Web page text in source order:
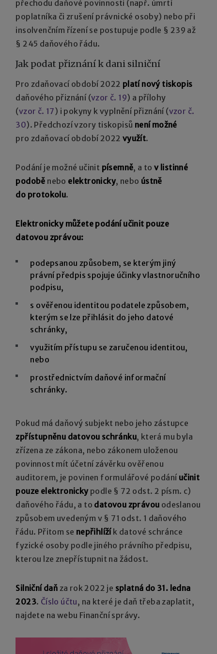
přechodu daňové povinnosti (např. úmrtí
poplatníka či zrušení právnické osoby) nebo při
insolvenčním řízení se postupuje podle § 239 až
§ 245 daňového řádu.
Jak podat přiznání k dani silniční
Pro zdaňovací období 2022 platí nový tiskopis
daňového přiznání (vzor č. 19) a přílohy
(vzor č. 17) i pokyny k vyplnění přiznání (vzor č.
30). Předchozí vzory tiskopisů není možné
pro zdaňovací období 2022 využít.
Podání je možné učinit písemně, a tov listinné
podobě nebo elektronicky, nebo ústně
do protokolu.
Elektronicky můžete podání učinit pouze
datovou zprávou:
podepsanou způsobem, se kterým jiný
právní předpis spojuje účinky vlastnoručního
podpisu,
s ověřenou identitou podatele způsobem,
kterým se lze přihlásit do jeho datové
schránky,
využitím přístupu se zaručenou identitou,
nebo
prostřednictvím daňové informační
schránky.
Pokud má daňový subjekt nebo jeho zástupce
zpřístupněnu datovou schránku, která mu byla
zřízena ze zákona, nebo zákonem uloženou
povinnost mít účetní závěrku ověřenou
auditorem, je povinen formulářové podání učinit
pouze elektronickypodle § 72 odst. 2 písm. c)
daňového řádu, a to datovou zprávou odeslanou
způsobem uvedeným v § 71 odst. 1 daňového
řádu. Přitom se nepřihlížík datové schránce
fyzické osoby podle jiného právního předpisu,
kterou lze znepřístupnit na žádost.
Silniční daň za rok 2022 je splatná do 31. ledna
2023. Číslo účtu, na které je daň třeba zaplatit,
najdete na webu Finanční správy.